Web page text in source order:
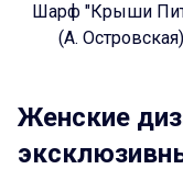
Шарф "Крыши
(А.
Женские